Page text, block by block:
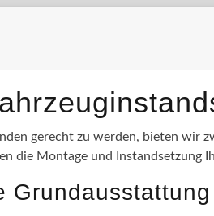
gerecht zu werden, bieten wir
die Montage und Instandsetzung
Grundausstattung